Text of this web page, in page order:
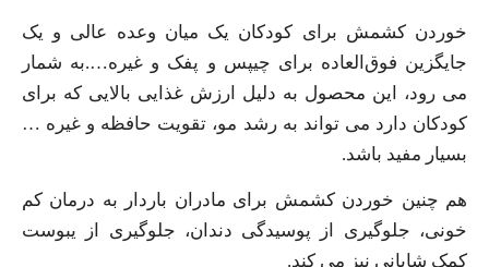
خوردن کشمش برای کودکان یک میان وعده عالی و یک
جایگزین فوق‌العاده برای چیپس و پفک و غیره….به شمار
می رود، این محصول به دلیل ارزش غذایی بالایی که برای
کودکان دارد می تواند به رشد مو، تقویت حافظه و غیره …
بسیار مفید باشد.
هم چنین خوردن کشمش برای مادران باردار به درمان کم
خونی، جلوگیری از پوسیدگی دندان، جلوگیری از یبوست
کمک شایانی نیز می کند.